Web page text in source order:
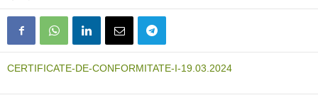
CERTIFICATE-DE-CONFORMITATE-I-19.03.2024